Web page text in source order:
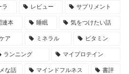
ラ レビュー サプリメント
連本 睡眠 気をつけたい話
ア ミネラル ビタミン
ランニング マイプロテイン
な話 マインドフルネス 書評